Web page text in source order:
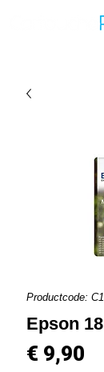
Productcode:
Epson
€ 9,90